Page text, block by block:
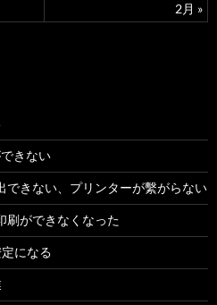
2月 »
きない
きない、プリンターが繫がらない
刷ができなくなった
になる